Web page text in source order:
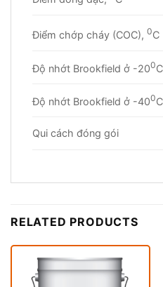
Điểm chớp cháy (COC), 0C
Độ nhớt Brookfield ở -200
Độ nhớt Brookfield ở -400
Qui cách đóng gói
RELATED PRODUCTS